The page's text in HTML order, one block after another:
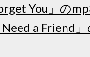
You」の
a Friend